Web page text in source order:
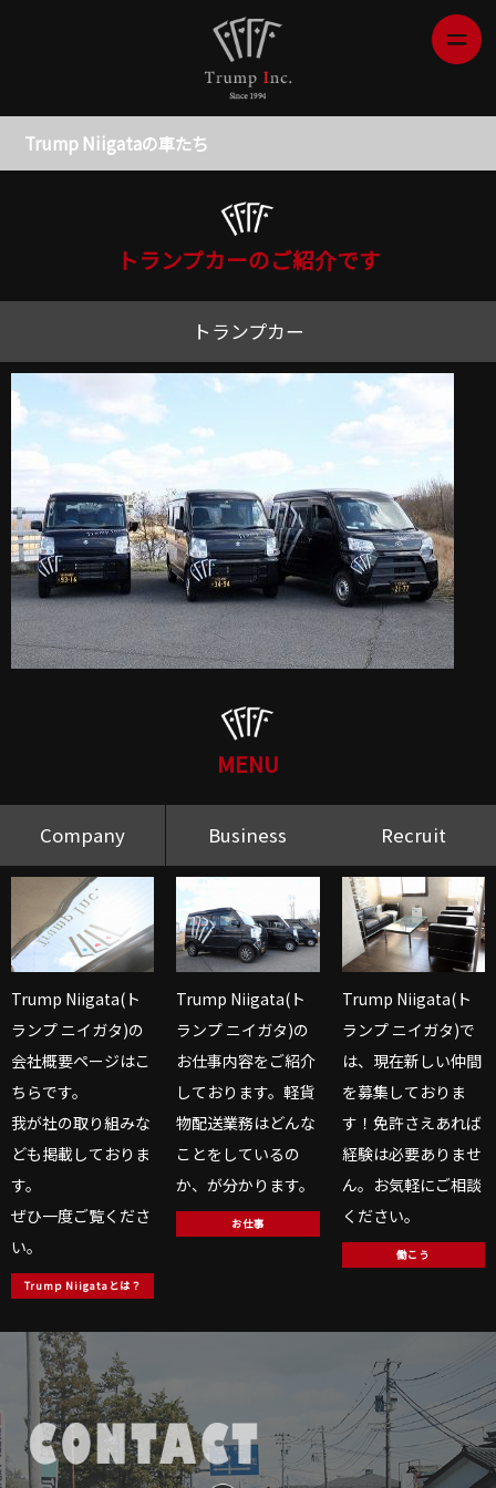
Trump Niigataの車たち
トランプカーのご紹介です
トランプカー
MENU
Company
Trump Niigata(ト
ランプ ニイガタ)の
会社概要ページはこ
ちらです。
我が社の取り組みな
ども掲載しておりま
す。
ぜひ一度ご覧くださ
い。
Trump Niigataとは？
Business
Trump Niigata(ト
ランプ ニイガタ)の
お仕事内容をご紹介
しております。軽貨
物配送業務はどんな
ことをしているの
か、が分かります。
お仕事
Recruit
Trump Niigata(ト
ランプ ニイガタ)で
は、現在新しい仲間
を募集しておりま
す！免許さえあれば
経験は必要ありませ
ん。お気軽にご相談
ください。
働こう